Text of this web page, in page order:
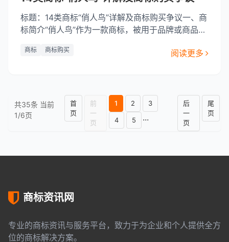
标题：14类商标“俏人鸟”详解及商标购买争议一、商
标简介“俏人鸟”作为一款商标，被用于品牌或商品的
中，14类商标是针对“服装、鞋、帽”等商品的商标。
商标 商标购买 阅读更多
共35条 当前
1/6页
首
页
前
一
页
1 2 3
4 5 ···
后
一
页
尾
页
商标资讯网
专业的商标资讯与服务平台，致力于为企业和个人提供全方
位的商标解决方案。